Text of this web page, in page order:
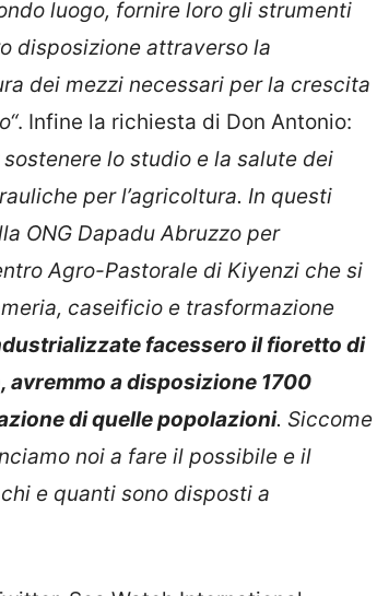
disposizione attraverso la
dei mezzi necessari per la crescita
“. Infine la richiesta di Don Antonio:
lo studio e la salute dei
per l’agricoltura. In questi
ONG Dapadu Abruzzo per
Agro-Pastorale di Kiyenzi che si
caseificio e trasformazione
facessero il fioretto di
avremmo a disposizione 1700
di quelle popolazioni . Siccome
noi a fare il possibile e il
e quanti sono disposti a